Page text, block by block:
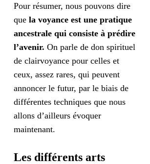
Pour résumer, nous pouvons dire
que la voyance est une pratique
ancestrale qui consiste à prédire
l’avenir. On parle de don spirituel
de clairvoyance pour celles et
ceux, assez rares, qui peuvent
annoncer le futur, par le biais de
différentes techniques que nous
allons d’ailleurs évoquer
maintenant.
Les différents arts